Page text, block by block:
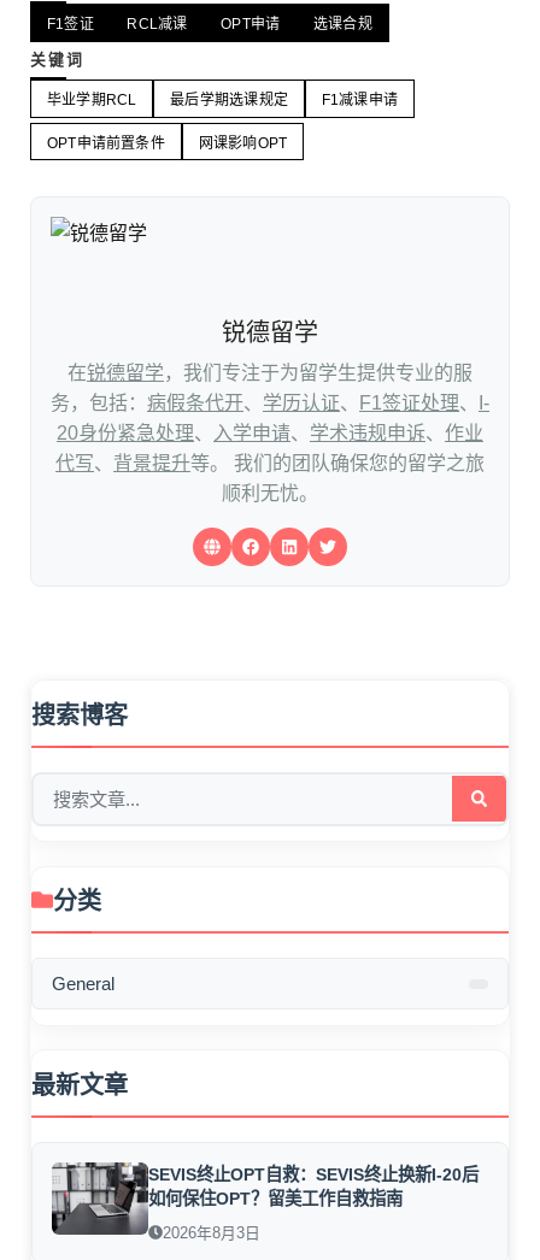
F1签证 RCL减课 OPT申请 选课合规
关键词
毕业学期RCL 最后学期选课规定 F1减课申请
OPT申请前置条件 网课影响OPT
锐德留学
在锐德留学 ，我们专注于为留学生提供专业的服
务，包括： 病假条代开、 学历认证、 F1签证处理、
I-
20身份紧急处理、 入学申请、 学术违规申诉、 作业
代写、 背景提升等。 我们的团队确保您的留学之旅
顺利无忧。
搜索博客
分类
General
最新文章
SEVIS终止OPT自救：SEVIS终止换新I-20后
如何保住OPT？留美工作自救指南
2026年8月3日